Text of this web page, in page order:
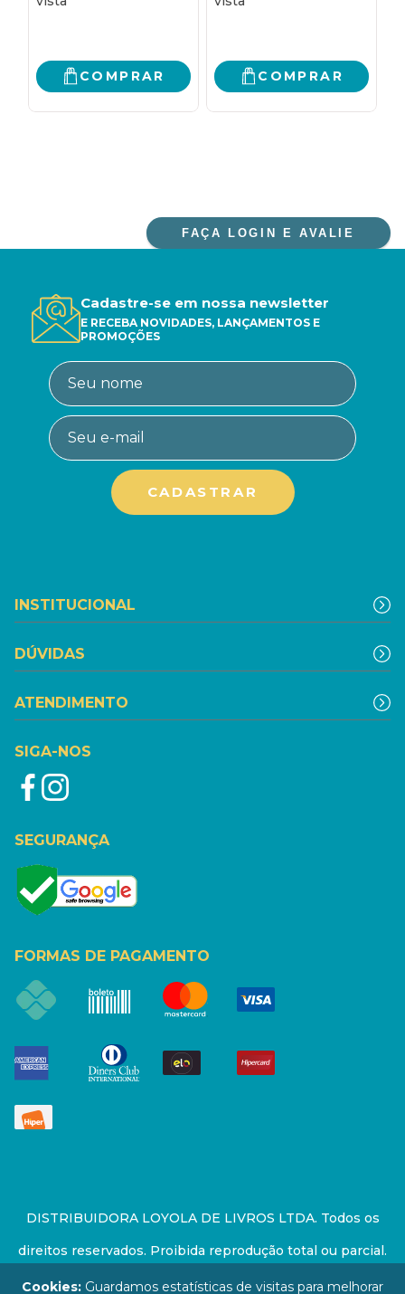
COMPRAR COMPRAR
FAÇA LOGIN E AVALIE
Cadastre-se em nossa newsletter
E RECEBA NOVIDADES, LANÇAMENTOS E
PROMOÇÕES
INSTITUCIONAL
DÚVIDAS
ATENDIMENTO
SIGA-NOS
SEGURANÇA
FORMAS DE PAGAMENTO
DISTRIBUIDORA LOYOLA DE LIVROS LTDA. Todos os
direitos reservados. Proibida reprodução total ou parcial.
Preços e estoque sujeito a alterações sem aviso prévio.
Cookies: Guardamos estatísticas de visitas para melhorar